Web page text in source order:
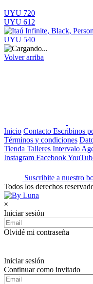
UYU 720
UYU 612
UYU 540
Volver arriba
Inicio Contacto Escribinos
Términos y condiciones
Tienda Talleres Intervalo
Instagram Facebook
Suscribite a nuestro
Todos los derechos
×
Iniciar sesión
Olvidé mi contraseña
Iniciar sesión
Continuar como invitado